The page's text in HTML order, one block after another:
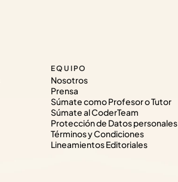
EQUIPO
Nosotros
Prensa
Súmate como Profesor o Tutor
Súmate al CoderTeam
Protección de Datos personales
Términos y Condiciones
Lineamientos Editoriales